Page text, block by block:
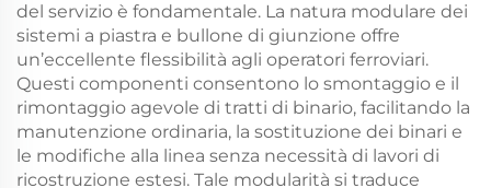
del servizio è fondamentale. La natura modulare dei
sistemi a piastra e bullone di giunzione offre
un’eccellente flessibilità agli operatori ferroviari.
Questi componenti consentono lo smontaggio e il
rimontaggio agevole di tratti di binario, facilitando la
manutenzione ordinaria, la sostituzione dei binari e
le modifiche alla linea senza necessità di lavori di
ricostruzione estesi. Tale modularità si traduce